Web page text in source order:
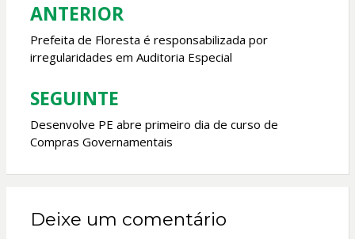
Navegação
de
Post
ANTERIOR
Prefeita de Floresta é responsabilizada por
irregularidades em Auditoria Especial
SEGUINTE
Desenvolve PE abre primeiro dia de curso de
Compras Governamentais
Deixe um comentário